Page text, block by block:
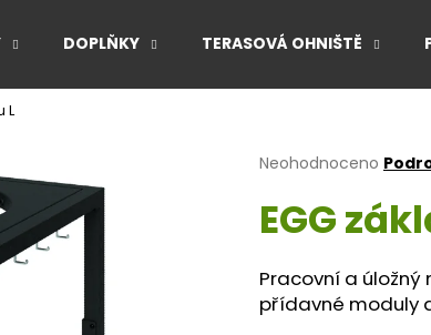
DOPLŇKY TERASOVÁ OHNIŠTĚ
L
Průměrné
produktu
je
z
5
hvězdiček.
Neohodnoceno
EGG
Pracovní a úložný
přídavné moduly
Co potřebujete najít?
HLEDAT
Doporučujeme